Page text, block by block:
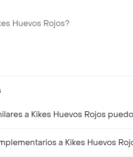
Huevos Rojos?
a Kikes Huevos Rojos
a Kikes Huevos